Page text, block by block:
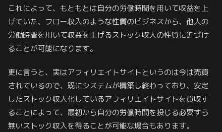
これによって、もともとは自分の労働時間を用いて収益を上
げていた、フロー収入のような性質のビジネスから、他人の
労働時間を用いて収益を上げるストック収入の性質に近づけ
ることが可能になります。
更に言うと、実はアフィリエイトサイトというのは今は売買
されているので、既にシステムが構築し終わっており、安定
したストック収入化しているアフィリエイトサイトを買収す
ることによって、最初から自分の労働時間を投じる必要すら
無いストック収入を得ることが可能な場合もあります。